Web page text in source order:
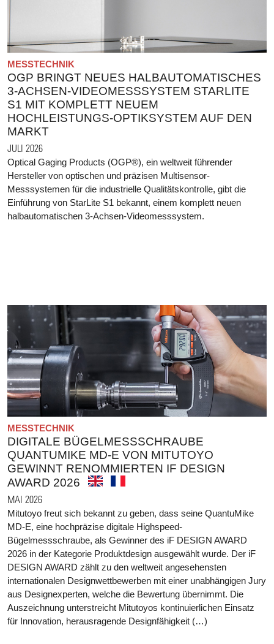
MESSTECHNIK
OGP BRINGT NEUES HALBAUTOMATISCHES
3-ACHSEN-VIDEOMESSSYSTEM STARLITE
S1 MIT KOMPLETT NEUEM
HOCHLEISTUNGS-OPTIKSYSTEM AUF DEN
MARKT
JULI 2026
Optical Gaging Products (OGP®), ein weltweit führender
Hersteller von optischen und präzisen Multisensor-
Messsystemen für die industrielle Qualitätskontrolle, gibt die
Einführung von StarLite S1 bekannt, einem komplett neuen
halbautomatischen 3-Achsen-Videomesssystem.
MESSTECHNIK
DIGITALE BÜGELMESSSCHRAUBE
QUANTUMIKE MD-E VON MITUTOYO
GEWINNT RENOMMIERTEN IF DESIGN
AWARD 2026
MAI 2026
Mitutoyo freut sich bekannt zu geben, dass seine QuantuMike
MD-E, eine hochpräzise digitale Highspeed-
Bügelmessschraube, als Gewinner des iF DESIGN AWARD
2026 in der Kategorie Produktdesign ausgewählt wurde. Der iF
DESIGN AWARD zählt zu den weltweit angesehensten
internationalen Designwettbewerben mit einer unabhängigen Jury
aus Designexperten, welche die Bewertung übernimmt. Die
Auszeichnung unterstreicht Mitutoyos kontinuierlichen Einsatz
für Innovation, herausragende Designfähigkeit (…)